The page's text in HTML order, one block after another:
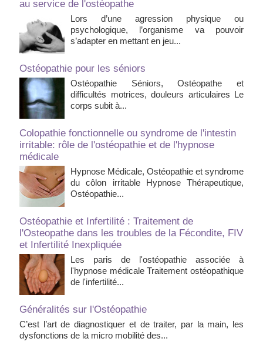
au service de l'ostéopathe
Lors d’une agression physique ou
psychologique, l’organisme va pouvoir
s’adapter en mettant en jeu...
Ostéopathie pour les séniors
Ostéopathie Séniors, Ostéopathe et
difficultés motrices, douleurs articulaires Le
corps subit à...
Colopathie fonctionnelle ou syndrome de l'intestin
irritable: rôle de l'ostéopathie et de l'hypnose
médicale
Hypnose Médicale, Ostéopathie et syndrome
du côlon irritable Hypnose Thérapeutique,
Ostéopathie...
Ostéopathie et Infertilité : Traitement de
l'Osteopathe dans les troubles de la Fécondite, FIV
et Infertilité Inexpliquée
Les paris de l'ostéopathie associée à
l'hypnose médicale Traitement ostéopathique
de l'infertilité...
Généralités sur l'Ostéopathie
C’est l’art de diagnostiquer et de traiter, par la main, les
dysfonctions de la micro mobilité des...